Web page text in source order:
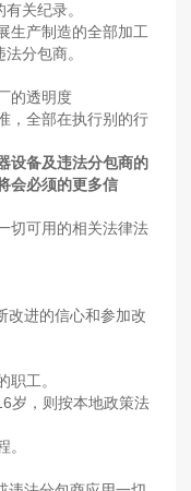
关纪录。
产制造的全部加工
分包商。
的透明度
全部在执行别的行
设备及违法分包商的
会必须的更多信
可用的相关法律法
进的信心和参加改
工。
，则按本地政策法